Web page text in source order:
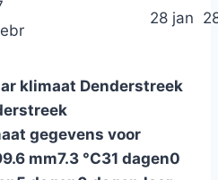
28 jan
klimaat Denderstreek
gegevens voor
mm7.3 °C31 dagen0